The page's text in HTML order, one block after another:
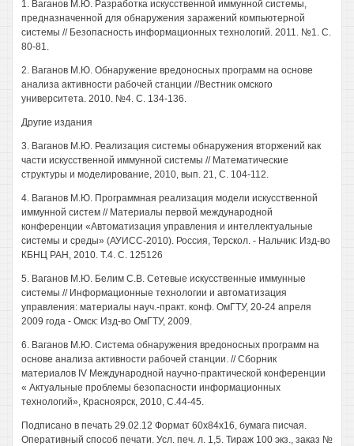
1. Ваганов М.Ю. Разработка искусственной иммунной системы,
предназначенной для обнаружения заражений компьютерной
системы // Безопасность информационных технологий. 2011. №1. С.
80-81.
2. Ваганов М.Ю. Обнаружение вредоносных программ на основе
анализа активности рабочей станции //Вестник омского
университета. 2010. №4. С. 134-136.
Другие издания
3. Ваганов М.Ю. Реализация системы обнаружения вторжений как
части искусственной иммунной системы // Математические
структуры и моделирование, 2010, вып. 21, С. 104-112.
4. Ваганов М.Ю. Программная реализация модели искусственной
иммунной систем // Материалы первой международной
конференции «Автоматизация управления и интеллектуальные
системы и среды» (АУИСС-2010). Россия, Терскол. - Нальчик: Изд-во
КБНЦ РАН, 2010. Т.4. С. 125126
5. Ваганов М.Ю. Белим C.B. Сетевые искусственные иммунные
системы // Информационные технологии и автоматизация
управления: материалы науч.-практ. конф. ОмГТУ, 20-24 апреля
2009 года - Омск: Изд-во ОмГТУ, 2009.
6. Ваганов М.Ю. Система обнаружения вредоносных программ на
основе анализа активности рабочей станции. // Сборник
материалов IV Международной научно-практической конференции
« Актуальные проблемы безопасности информационных
технологий», Красноярск, 2010, С.44-45.
Подписано в печать 29.02.12 Формат 60x84x16, бумага писчая.
Оперативный способ печати. Усл. печ. л. 1,5. Тираж 100 экз., заказ №